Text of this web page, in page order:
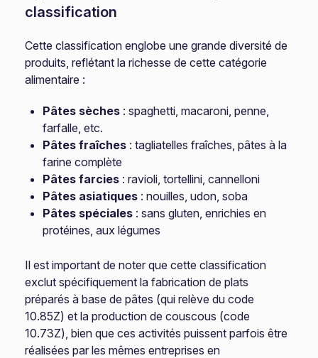
classification
Cette classification englobe une grande diversité de
produits, reflétant la richesse de cette catégorie
alimentaire :
Pâtes sèches : spaghetti, macaroni, penne,
farfalle, etc.
Pâtes fraîches : tagliatelles fraîches, pâtes à la
farine complète
Pâtes farcies : ravioli, tortellini, cannelloni
Pâtes asiatiques : nouilles, udon, soba
Pâtes spéciales : sans gluten, enrichies en
protéines, aux légumes
Il est important de noter que cette classification
exclut spécifiquement la fabrication de plats
préparés à base de pâtes (qui relève du code
10.85Z) et la production de couscous (code
10.73Z), bien que ces activités puissent parfois être
réalisées par les mêmes entreprises en